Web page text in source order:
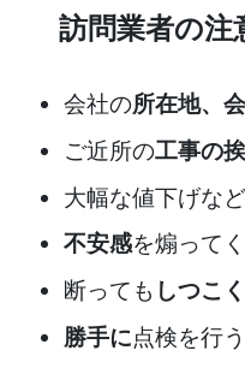
訪問業者の注
会社の所在地、
ご近所の工事の
大幅な値下げなど
不安感を煽って
断っても しつこ
勝手に点検を行